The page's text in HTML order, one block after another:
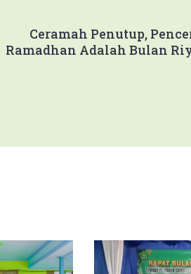
Ceramah Penutup,
Ramadhan Adalah Bulan